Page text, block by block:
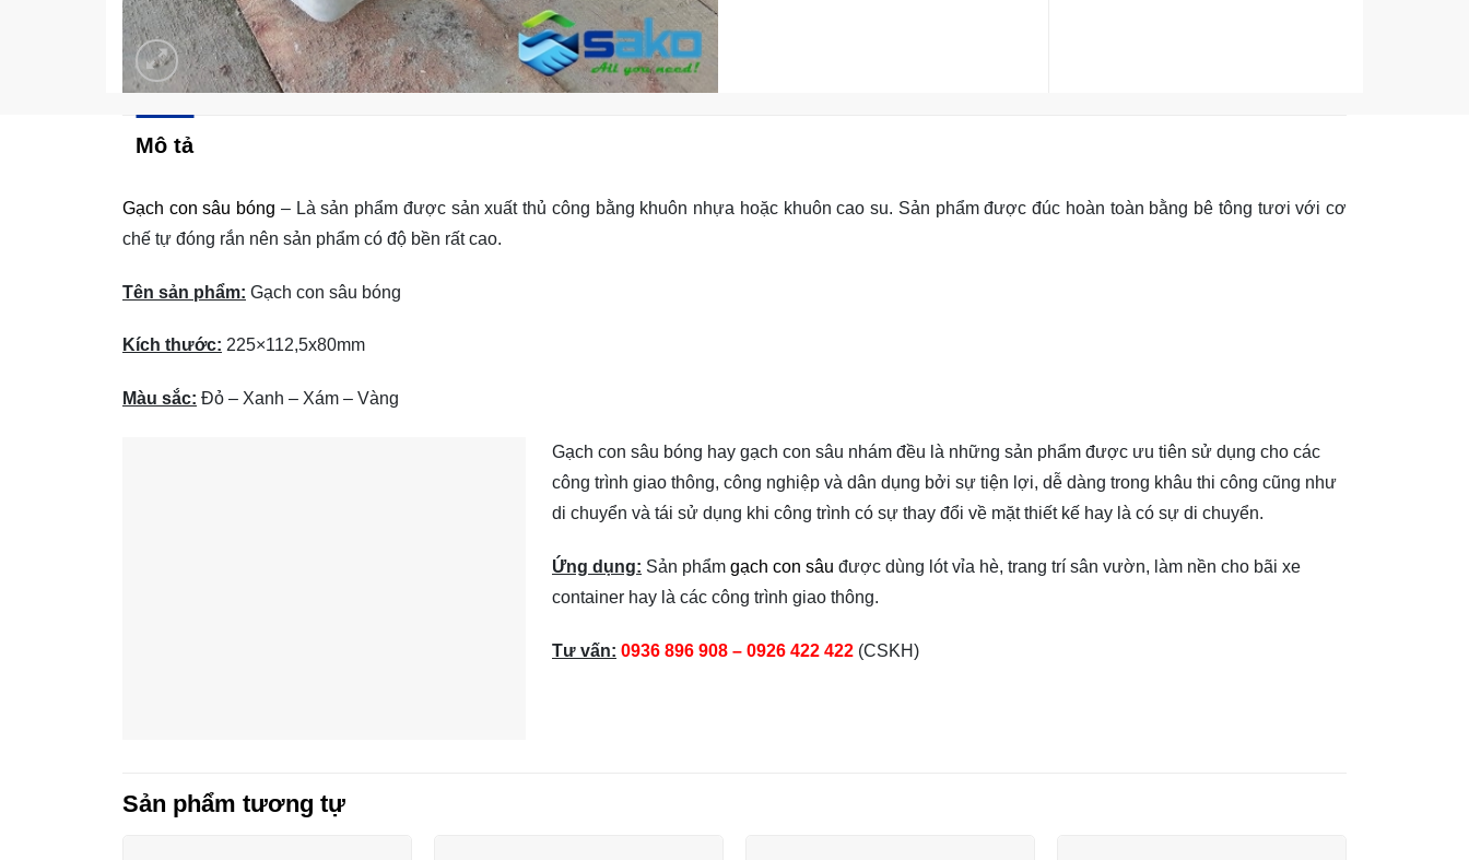
Mô tả
Gạch con sâu bóng – Là sản phẩm được sản xuất thủ công bằng khuôn nhựa hoặc khuôn cao su. Sản phẩm được đúc hoàn toàn bằng bê tông tươi với cơ
chế tự đóng rắn nên sản phẩm có độ bền rất cao.
Tên sản phẩm: Gạch con sâu bóng
Kích thước: 225×112,5x80mm
Màu sắc: Đỏ – Xanh – Xám – Vàng
Gạch con sâu bóng hay gạch con sâu nhám đều là những sản phẩm được ưu tiên sử dụng cho các
công trình giao thông, công nghiệp và dân dụng bởi sự tiện lợi, dễ dàng trong khâu thi công cũng như
di chuyển và tái sử dụng khi công trình có sự thay đổi về mặt thiết kế hay là có sự di chuyển.
Ứng dụng: Sản phẩm gạch con sâu được dùng lót vỉa hè, trang trí sân vườn, làm nền cho bãi xe
container hay là các công trình giao thông.
Tư vấn: 0936 896 908 – 0926 422 422 (CSKH)
Sản phẩm tương tự